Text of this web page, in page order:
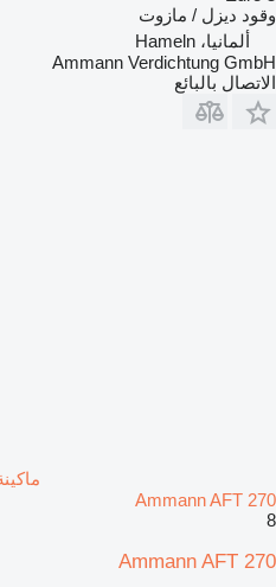
وقود ديزل / مازوت
ألمانيا، Hameln
Ammann Verdichtung GmbH
الاتصال بالبائع
Ammann AFT 270
8
Ammann AFT 270